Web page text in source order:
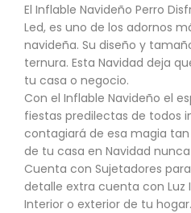
El Inflable Navideño Perro
Led, es uno de los adornos
navideña. Su diseño y
ternura. Esta Navidad deja
tu casa o negocio.
Con el Inflable Navideño el
fiestas predilectas de todos
contagiará de esa magia
de tu casa en Navidad
Cuenta con Sujetadores
detalle extra cuenta con Luz
Interior o exterior de tu hogar.